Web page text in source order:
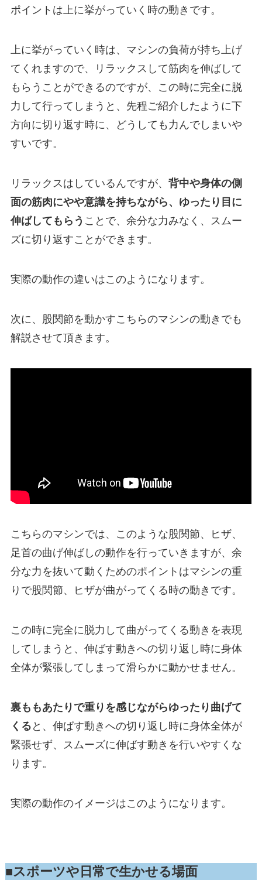
ポイントは上に挙がっていく時の動きです。
上に挙がっていく時は、マシンの負荷が持ち上げ
てくれますので、リラックスして筋肉を伸ばして
もらうことができるのですが、この時に完全に脱
力して行ってしまうと、先程ご紹介したように下
方向に切り返す時に、どうしても力んでしまいや
すいです。
リラックスはしているんですが、 背中や身体の側
面の筋肉にやや意識を持ちながら、ゆったり目に
伸ばしてもらう ことで、余分な力みなく、スムー
ズに切り返すことができます。
実際の動作の違いはこのようになります。
次に、股関節を動かすこちらのマシンの動きでも
解説させて頂きます。
こちらのマシンでは、このような股関節、ヒザ、
足首の曲げ伸ばしの動作を行っていきますが、余
分な力を抜いて動くためのポイントはマシンの重
りで股関節、ヒザが曲がってくる時の動きです。
この時に完全に脱力して曲がってくる動きを表現
してしまうと、伸ばす動きへの切り返し時に身体
全体が緊張してしまって滑らかに動かせません。
裏ももあたりで重りを感じながらゆったり曲げて
くる と、伸ばす動きへの切り返し時に身体全体が
緊張せず、スムーズに伸ばす動きを行いやすくな
ります。
実際の動作のイメージはこのようになります。
■スポーツや日常で生かせる場面